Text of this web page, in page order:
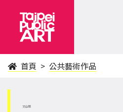
首頁 公共藝術作品
文山區